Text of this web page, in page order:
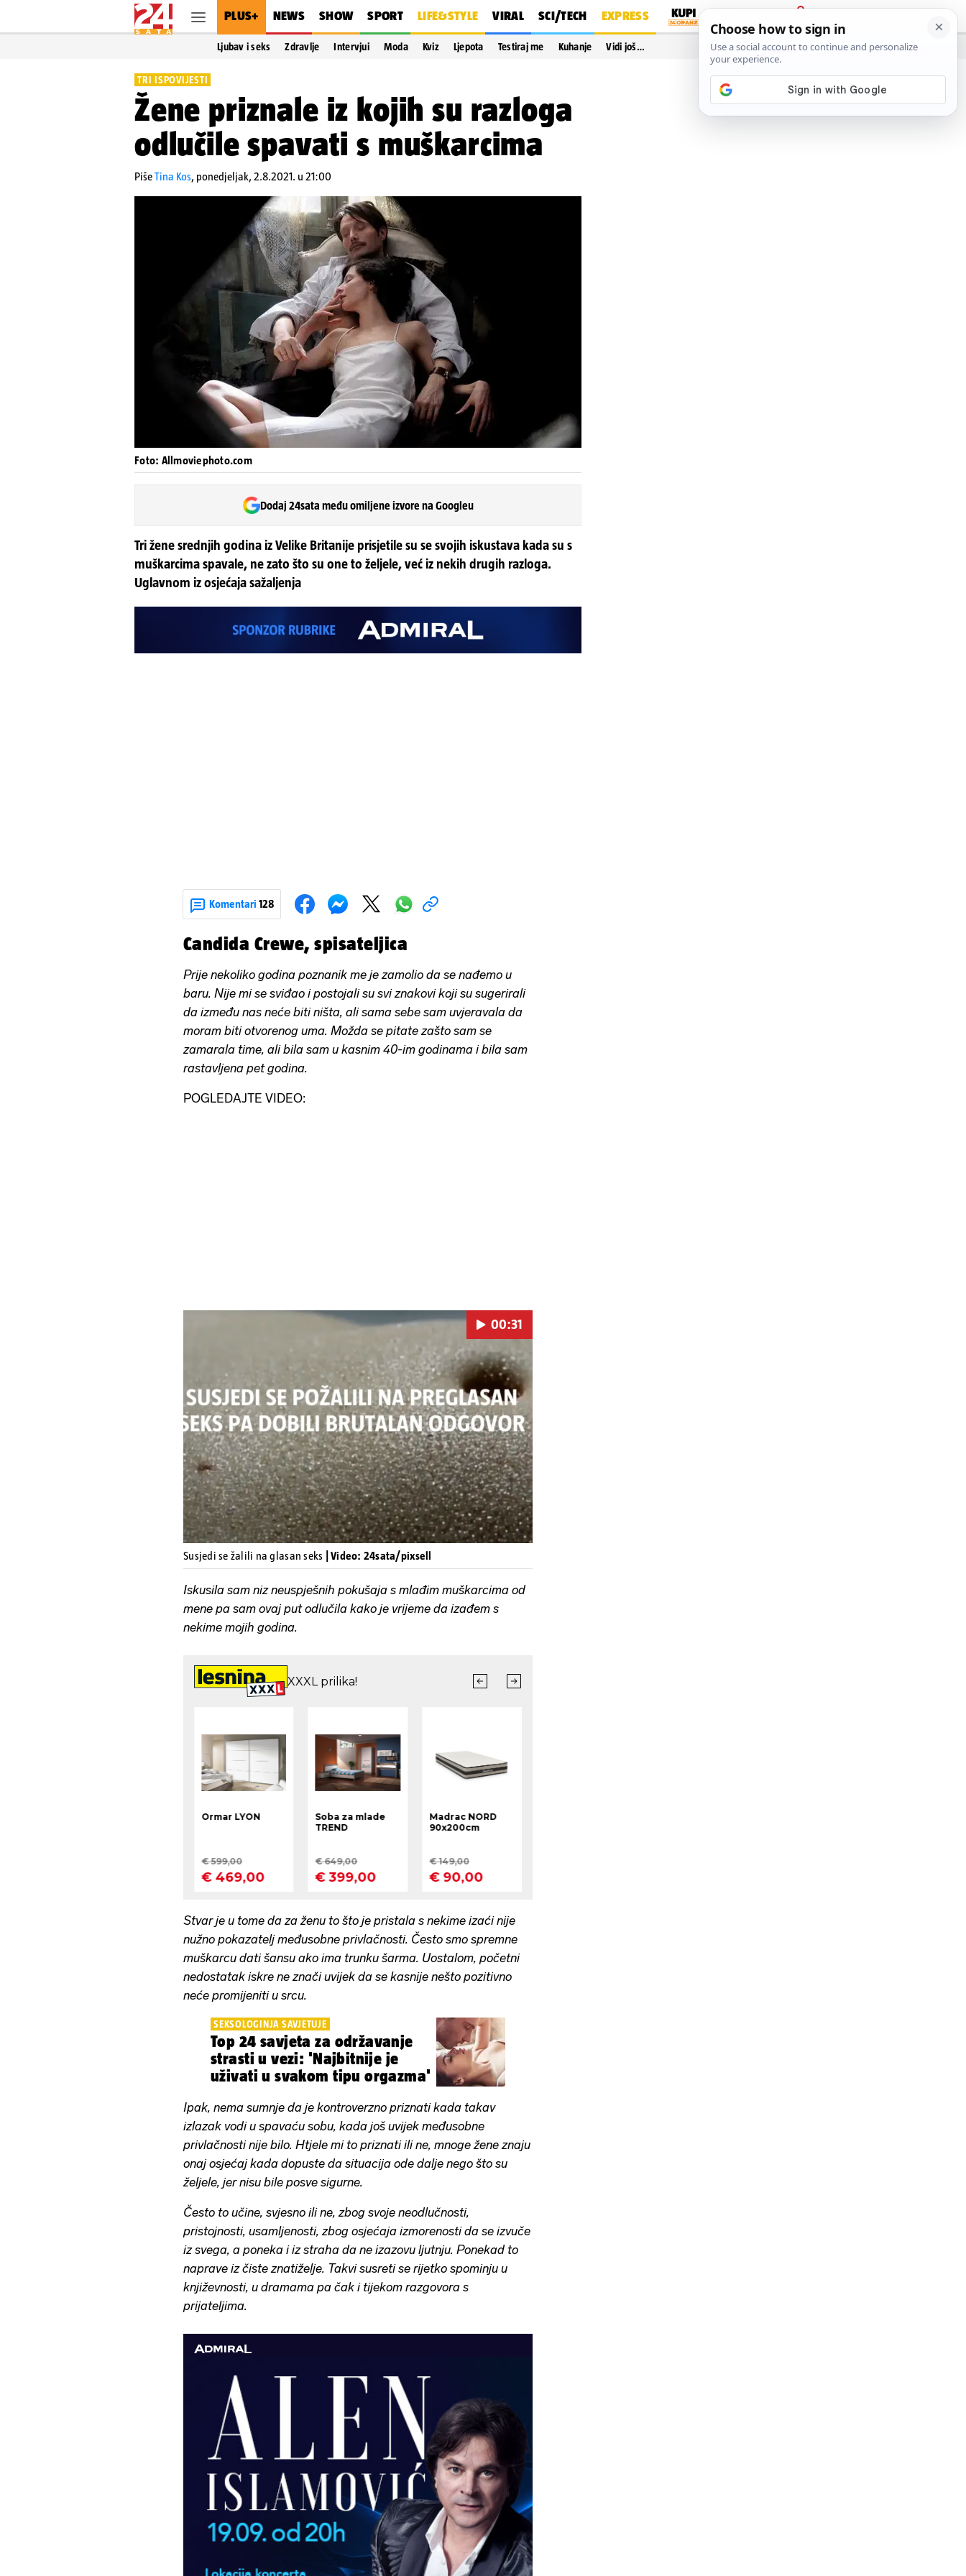
PLUS+ NEWS SHOW SPORT LIFE&STYLE VIRAL SCI/TECH EXPRESS
PRIJAVA
Ljubav i seks Zdravlje Intervjui Moda Kviz Ljepota Testiraj me Kuhanje Vidi još…
TRI ISPOVIJESTI
Žene priznale iz kojih su razloga
odlučile spavati s muškarcima
PišeTina Kos, ponedjeljak, 2.8.2021. u 21:00
Foto: Allmoviephoto.com
Dodaj 24sata među omiljene izvore na Googleu
Tri žene srednjih godina iz Velike Britanije prisjetile su se svojih iskustava kada su s
muškarcima spavale, ne zato što su one to željele, već iz nekih drugih razloga.
Uglavnom iz osjećaja sažaljenja
Komentari 128
Candida Crewe, spisateljica
Prije nekoliko godina poznanik me je zamolio da se nađemo u
baru. Nije mi se sviđao i postojali su svi znakovi koji su sugerirali
da između nas neće biti ništa, ali sama sebe sam uvjeravala da
moram biti otvorenog uma. Možda se pitate zašto sam se
zamarala time, ali bila sam u kasnim 40-im godinama i bila sam
rastavljena pet godina.
POGLEDAJTE VIDEO:
Pokretanje videa...
00:31
Susjedi se žalili na glasan seks | Video: 24sata/pixsell
Iskusila sam niz neuspješnih pokušaja s mlađim muškarcima od
mene pa sam ovaj put odlučila kako je vrijeme da izađem s
nekime mojih godina.
Stvar je u tome da za ženu to što je pristala s nekime izaći nije
nužno pokazatelj međusobne privlačnosti. Često smo spremne
muškarcu dati šansu ako ima trunku šarma. Uostalom, početni
nedostatak iskre ne znači uvijek da se kasnije nešto pozitivno
neće promijeniti u srcu.
SEKSOLOGINJA SAVJETUJE
Top 24 savjeta za održavanje
strasti u vezi: 'Najbitnije je
uživati u svakom tipu orgazma'
Ipak, nema sumnje da je kontroverzno priznati kada takav
izlazak vodi u spavaću sobu, kada još uvijek međusobne
privlačnosti nije bilo. Htjele mi to priznati ili ne, mnoge žene znaju
onaj osjećaj kada dopuste da situacija ode dalje nego što su
željele, jer nisu bile posve sigurne.
Često to učine, svjesno ili ne, zbog svoje neodlučnosti,
pristojnosti, usamljenosti, zbog osjećaja izmorenosti da se izvuče
iz svega, a poneka i iz straha da ne izazovu ljutnju. Ponekad to
naprave iz čiste znatiželje. Takvi susreti se rijetko spominju u
književnosti, u dramama pa čak i tijekom razgovora s
prijateljima.